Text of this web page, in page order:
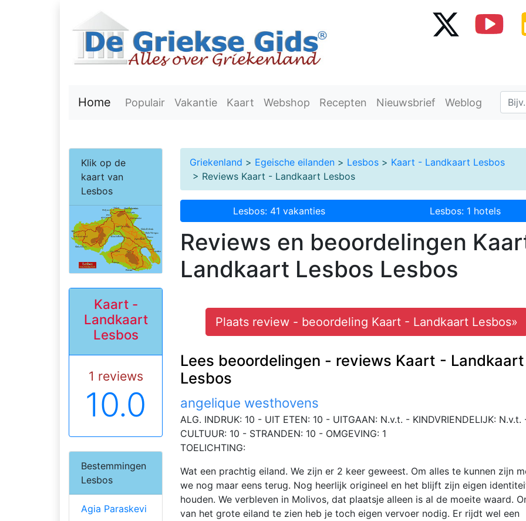
Home Populair Vakantie Kaart Webshop Recepten Nieuwsbrief Weblog
Griekenland > Egeische eilanden > Lesbos > Kaart - Landkaart Lesbos
> Reviews Kaart - Landkaart Lesbos
Lesbos: 41 vakanties Lesbos: 1 hotels
Reviews en beoordelingen
Landkaart Lesbos Lesbos
Plaats review - beoordeling Kaart - Landkaart Lesbos»
Lees beoordelingen - reviews Kaart - Landkaart
Lesbos
angelique westhovens
ALG. INDRUK: 10 - UIT ETEN: 10 - UITGAAN: N.v.t. - KINDVRIENDELIJK: N.v.t.
CULTUUR: 10 - STRANDEN: 10 - OMGEVING: 1
TOELICHTING:
Wat een prachtig eiland. We zijn er 2 keer geweest. Om alles te kunnen zijn
we nog maar eens terug. Nog heerlijk origineel en het blijft zijn eigen
houden. We verbleven in Molivos, dat plaatsje alleen is al de moeite waard.
van het grote eiland te zien heb je toch eigen vervoer nodig. Er rijdt wel een
Klik op de
kaart van
Lesbos
Kaart -
Landkaart
Lesbos
1 reviews
10.0
Bestemmingen
Lesbos
Agia Paraskevi